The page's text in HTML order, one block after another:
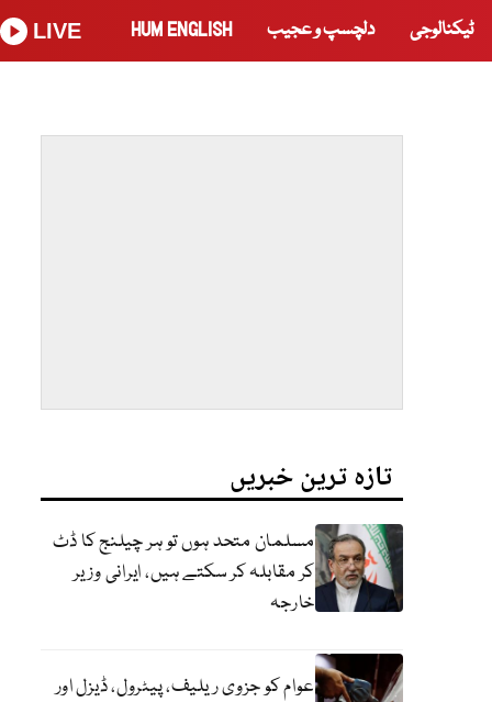
ٹیکنالوجی دلچسپ و عجیب HUM ENGLISH
LIVE
تازہ ترین خبریں
مسلمان متحد ہوں تو ہر چیلنج کا ڈٹ
کر مقابلہ کر سکتے ہیں، ایرانی وزیر
خارجہ
عوام کو جزوی ریلیف، پیٹرول، ڈیزل اور